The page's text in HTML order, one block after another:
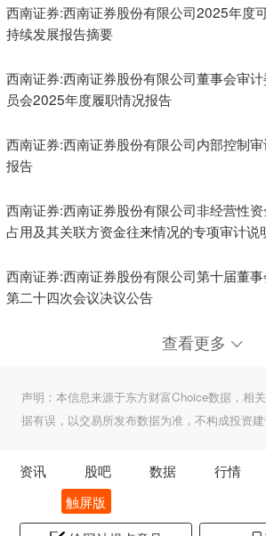
西南证券:西南证券股份有限公司2025年度
持续发展报告摘要
西南证券:西南证券股份有限公司董事会审
员会2025年度履职情况报告
西南证券:西南证券股份有限公司内部控制
报告
西南证券:西南证券股份有限公司非经营性资
占用及其关联方资金往来情况的专项审计说
西南证券:西南证券股份有限公司第十届董事
第二十四次会议决议公告
查看更多
声明：本信息来源于东方财富Choice数据，相
据有误，以交易所发布数据为准，不构成投资建
资讯 股吧 数据 行情
触屏版